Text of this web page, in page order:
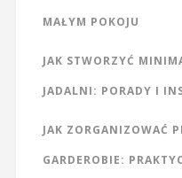
MAŁYM POKOJU
JAK STWORZYĆ
JADALNI: PORADY I
JAK ZORGANIZOWAĆ
GARDEROBIE: